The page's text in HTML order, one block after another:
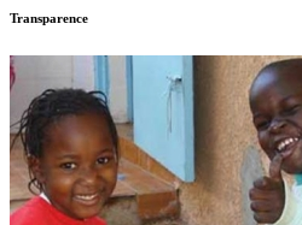
Transparence